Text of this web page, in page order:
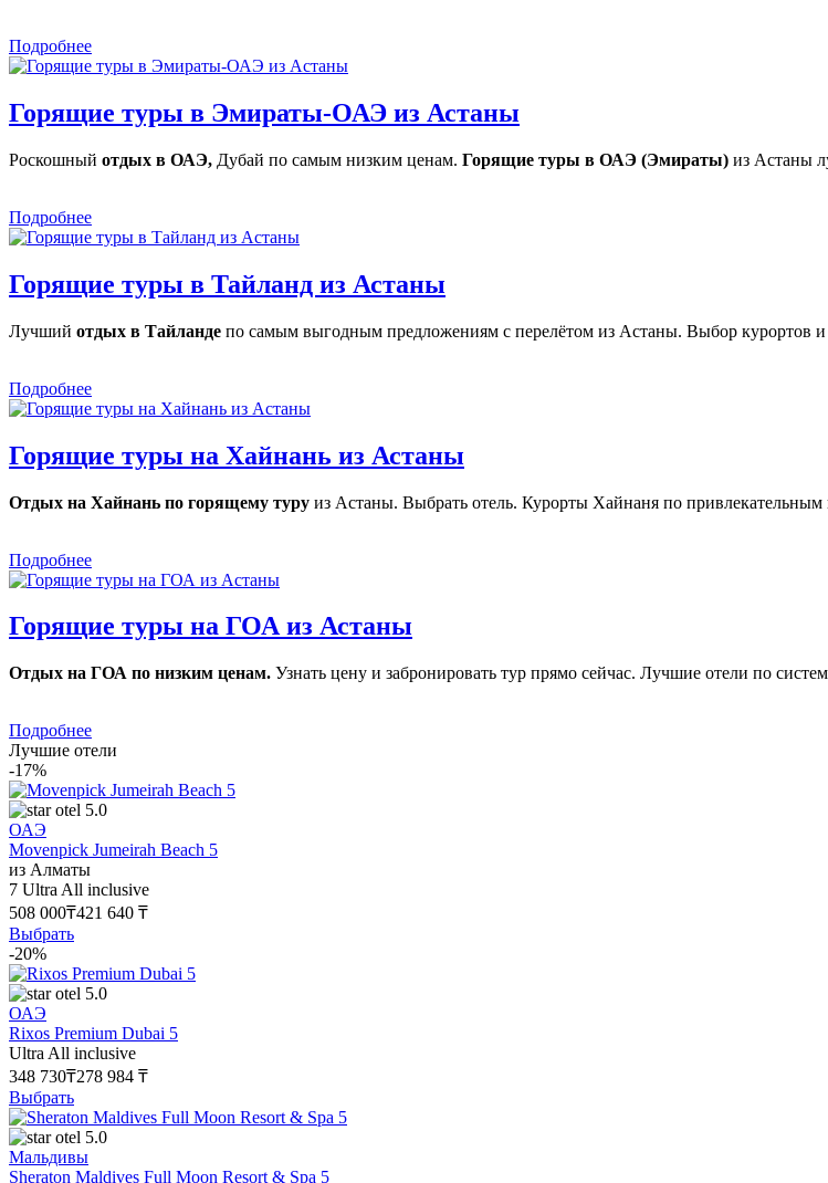
Подробнее
Горящие туры в Эмираты-ОАЭ из Астаны
Роскошный отдых в ОАЭ, Дубай по самым низким ценам. Горящие туры в ОАЭ (Эмираты) из Астаны
Подробнее
Горящие туры в Тайланд из Астаны
Лучший отдых в Тайланде по самым выгодным предложениям с перелётом из Астаны. Выбор курортов
Подробнее
Горящие туры на Хайнань из Астаны
Отдых на Хайнань по горящему туру из Астаны. Выбрать отель. Курорты Хайнаня по
Подробнее
Горящие туры на ГОА из Астаны
Отдых на ГОА по низким ценам. Узнать цену и забронировать тур прямо сейчас. Лучшие отели по
Подробнее
Лучшие отели
-17%
5.0
ОАЭ
Movenpick Jumeirah Beach 5
из Алматы
7 Ultra All inclusive
508 000₸421 640 ₸
Выбрать
-20%
5.0
ОАЭ
Rixos Premium Dubai 5
Ultra All inclusive
348 730₸278 984 ₸
Выбрать
5.0
Мальдивы
Sheraton Maldives Full Moon Resort & Spa 5